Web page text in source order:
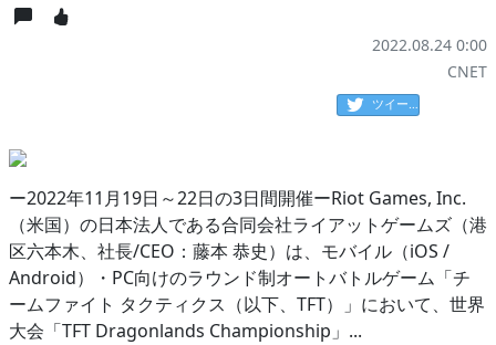
2022.08.24 0:00
CNET
ツイート
ー2022年11月19日～22日の3日間開催ーRiot Games, Inc.
（米国）の日本法人である合同会社ライアットゲームズ（港
区六本木、社長/CEO：藤本 恭史）は、モバイル（iOS /
Android）・PC向けのラウンド制オートバトルゲーム「チ
ームファイト タクティクス（以下、TFT）」において、世界
大会「TFT Dragonlands Championship」...